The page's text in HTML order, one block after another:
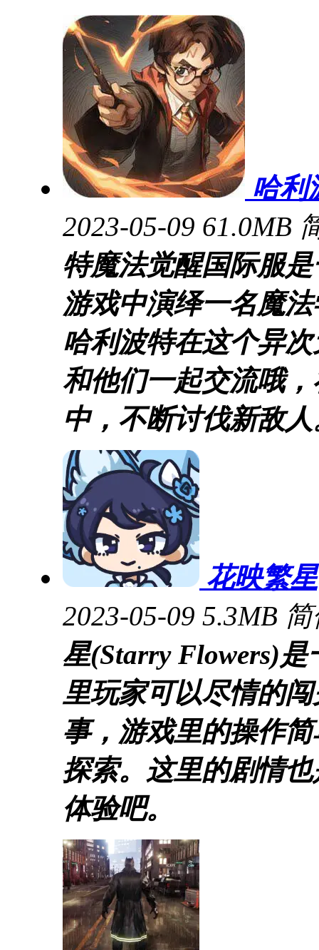
哈利
2023-05-09 61.0MB
特魔法觉醒国际服
游戏中演绎一名魔
哈利波特在这个异
和他们一起交流哦
中，不断讨伐新敌人
花映繁
2023-05-09 5.3MB
星(Starry Flowers)
里玩家可以尽情的
事，游戏里的操作
探索。这里的剧情
体验吧。